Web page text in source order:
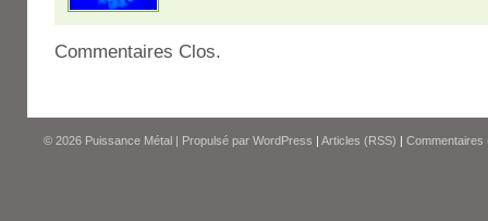
Commentaires Clos.
© 2026 Puissance Métal | Propulsé par WordPress | Articles (RSS) | Commentaires